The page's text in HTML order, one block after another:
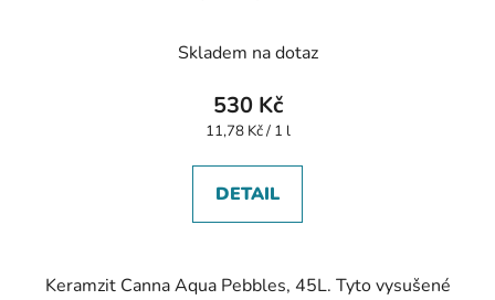
Skladem na dotaz
530 Kč
Měrná
11,78 Kč / 1 l
DETAIL
Keramzit Canna Aqua Pebbles, 45L. Tyto vysušené